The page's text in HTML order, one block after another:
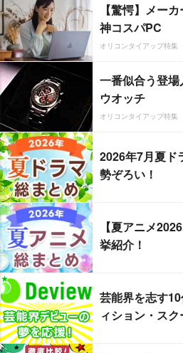
【驚愕】メー
神コスパPC
オリコンタイアップ特集
一番似合う登
ウオッチ
オリコンタイアップ特集
2026年7月夏ド
勢ぞろい！
【夏アニメ
挙紹介！
芸能界を志す
ィション・ス